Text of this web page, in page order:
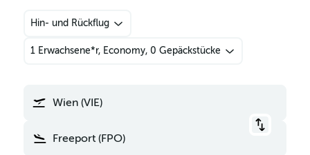
Hin- und Rückflug
1 Erwachsene*r, Economy, 0 Gepäckstücke
Wien (VIE)
Freeport (FPO)